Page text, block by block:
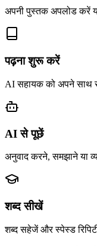
अपनी पुस्तक अपलोड करें
पढ़ना शुरू करें
AI सहायक को अपने साथ
AI से पूछें
अनुवाद करने, समझाने या
शब्द सीखें
शब्द सहेजें और स्पेस्ड